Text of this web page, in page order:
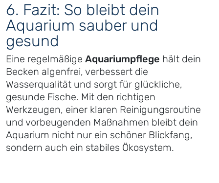
6. Fazit: So bleibt dein
Aquarium sauber und
gesund
Eine regelmäßige Aquariumpflege hält dein
Becken algenfrei, verbessert die
Wasserqualität und sorgt für glückliche,
gesunde Fische. Mit den richtigen
Werkzeugen, einer klaren Reinigungsroutine
und vorbeugenden Maßnahmen bleibt dein
Aquarium nicht nur ein schöner Blickfang,
sondern auch ein stabiles Ökosystem.